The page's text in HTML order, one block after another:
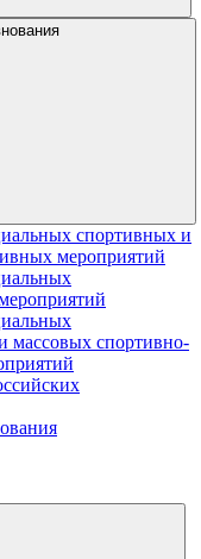
спортивных и
мероприятий
массовых спортивно-